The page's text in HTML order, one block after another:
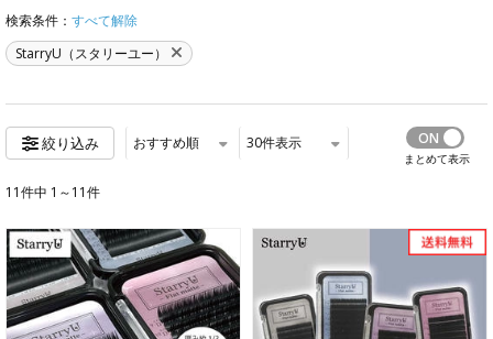
検索条件： すべて解除
StarryU（スタリーユー）
絞り込み おすすめ順 30件表示
まとめて表示
11件中 1～11件